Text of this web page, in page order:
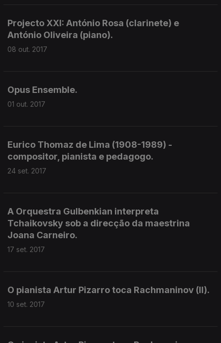
Projecto XXI: António Rosa (clarinete) e
António Oliveira (piano).
08 out. 2017
Opus Ensemble.
01 out. 2017
Eurico Thomaz de Lima (1908-1989) -
compositor, pianista e pedagogo.
24 set. 2017
A Orquestra Gulbenkian interpreta
Tchaikovsky sob a direcção da maestrina
Joana Carneiro.
17 set. 2017
O pianista Artur Pizarro toca Rachmaninov (II).
10 set. 2017